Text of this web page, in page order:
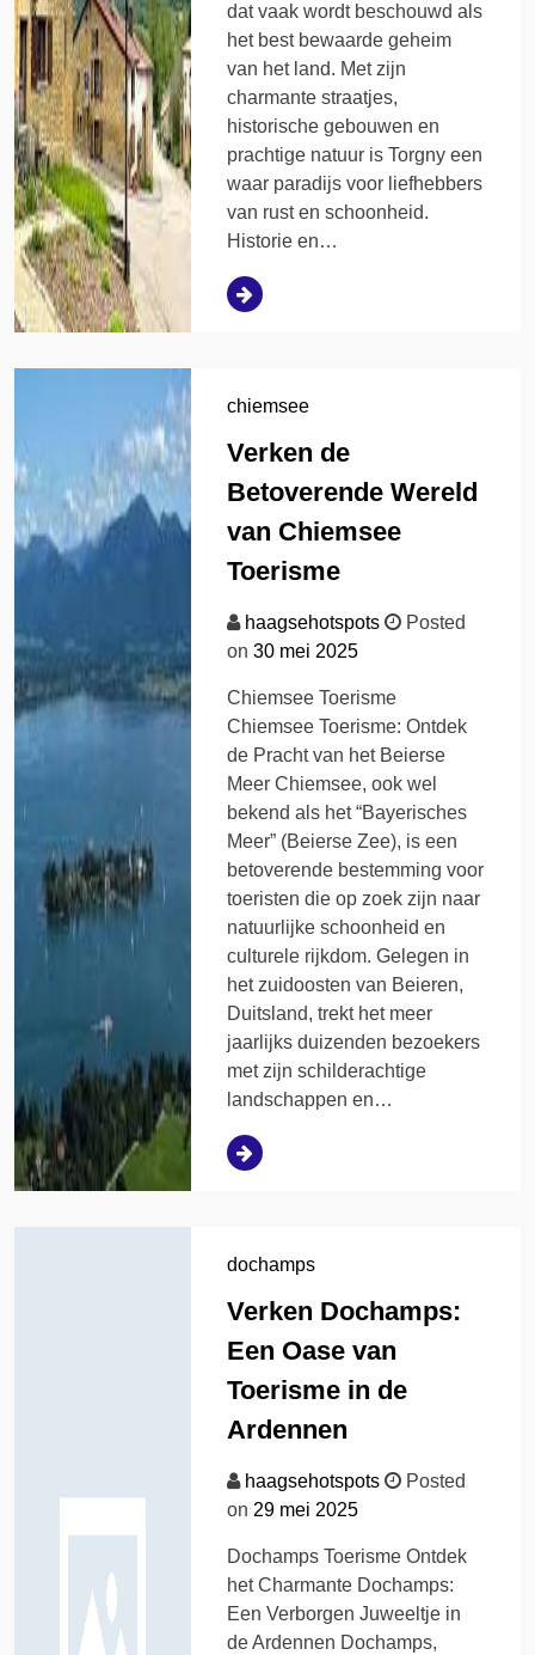
dat vaak wordt beschouwd als
het best bewaarde geheim
van het land. Met zijn
charmante straatjes,
historische gebouwen en
prachtige natuur is Torgny een
waar paradijs voor liefhebbers
van rust en schoonheid.
Historie en…
chiemsee
Verken de
Betoverende Wereld
van Chiemsee
Toerisme
haagsehotspots
Posted
on30 mei 2025
Chiemsee Toerisme
Chiemsee Toerisme: Ontdek
de Pracht van het Beierse
Meer Chiemsee, ook wel
bekend als het “Bayerisches
Meer” (Beierse Zee), is een
betoverende bestemming voor
toeristen die op zoek zijn naar
natuurlijke schoonheid en
culturele rijkdom. Gelegen in
het zuidoosten van Beieren,
Duitsland, trekt het meer
jaarlijks duizenden bezoekers
met zijn schilderachtige
landschappen en…
dochamps
Verken Dochamps:
Een Oase van
Toerisme in de
Ardennen
haagsehotspots
Posted
on29 mei 2025
Dochamps Toerisme Ontdek
het Charmante Dochamps:
Een Verborgen Juweeltje in
de Ardennen Dochamps,